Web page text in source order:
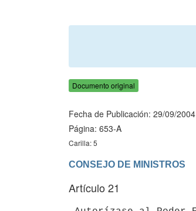
Documento original
Fecha de Publicación: 29/09/2004
Página: 653-A
Carilla: 5
CONSEJO DE MINISTROS
Artículo 21